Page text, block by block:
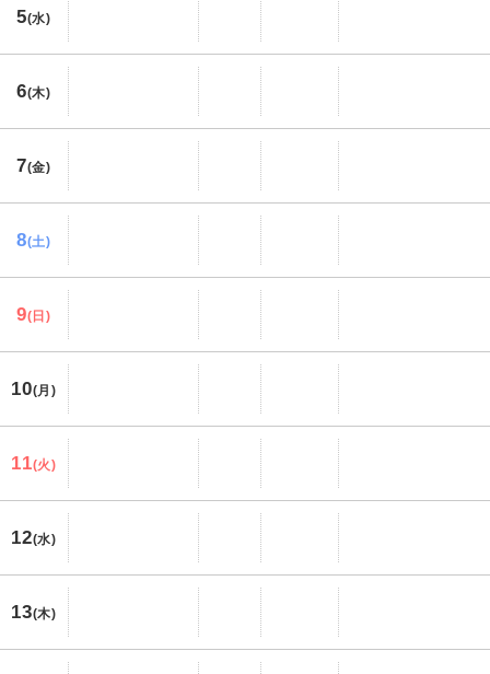
5(水)
6(木)
7(金)
8(土)
9(日)
10(月)
11(火)
12(水)
13(木)